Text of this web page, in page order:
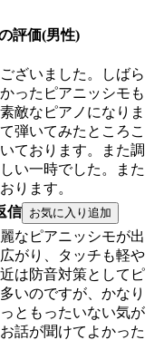
評価(男性)
ざいました。しばら
ったピアニッシモも
敵なピアノになりま
弾いてみたところこ
ております。また調
い一時でした。また
ります。
信
なピアニッシモが出
がり、タッチも軽や
は防音対策としてピ
いのですが、かなり
ともったいない気が
話が聞けてよかった